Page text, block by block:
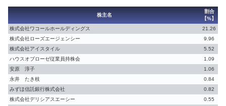
株主名
割合
【%】
株式会社ワコールホールディングス
21.26
株式会社ローズエージェンシー
9.96
株式会社アイスタイル
5.52
ハウスオブローゼ従業員持株会
1.09
安原 淳子
1.06
永井 たき枝
0.84
みずほ信託銀行株式会社
0.82
株式会社デリシアスエーシー
0.55